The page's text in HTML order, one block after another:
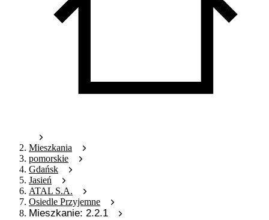
Mieszkania
pomorskie
Gdańsk
Jasień
ATAL S.A.
Osiedle Przyjemne
Mieszkanie: 2.2.1